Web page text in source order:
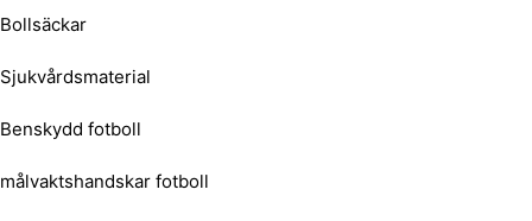
Bollsäckar
Sjukvårdsmaterial
Benskydd fotboll
målvaktshandskar fotboll